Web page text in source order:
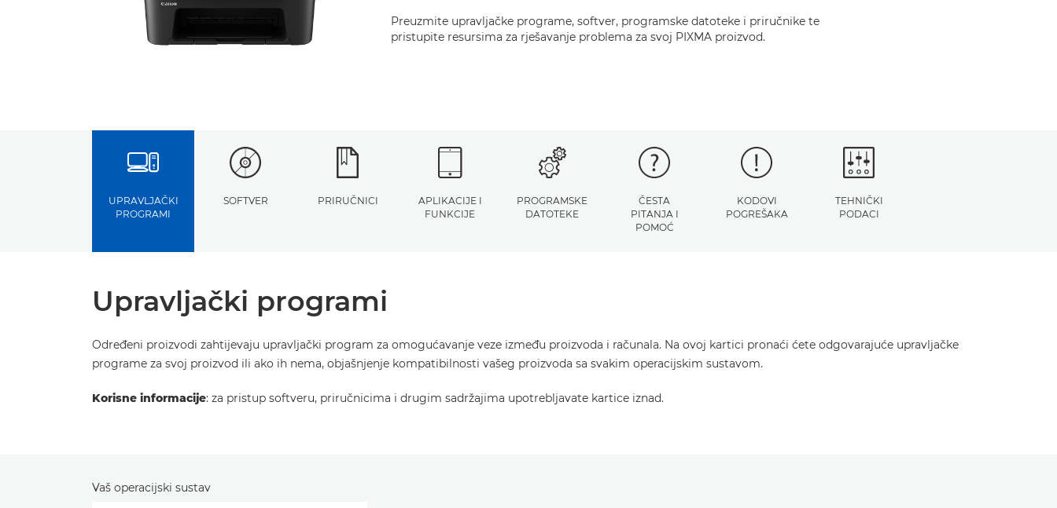
Preuzmite upravljačke programe, softver, programske datoteke i priručnike te
pristupite resursima za rješavanje problema za svoj PIXMA proizvod.
UPRAVLJAČKI
PROGRAMI
SOFTVER PRIRUČNICI
APLIKACIJE I
FUNKCIJE
PROGRAMSKE
DATOTEKE
ČESTA
PITANJA I
POMOĆ
KODOVI
POGREŠAKA
TEHNIČKI
PODACI
Upravljački programi
Određeni proizvodi zahtijevaju upravljački program za omogućavanje veze između proizvoda i računala. Na ovoj kartici pronaći ćete odgovarajuće upravljačke
programe za svoj proizvod ili ako ih nema, objašnjenje kompatibilnosti vašeg proizvoda sa svakim operacijskim sustavom.
Korisne informacije: za pristup softveru, priručnicima i drugim sadržajima upotrebljavate kartice iznad.
Vaš operacijski sustav